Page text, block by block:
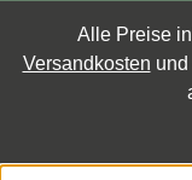
Alle Preise
Versandkosten